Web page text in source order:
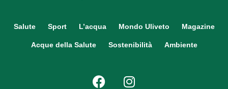
Salute Sport L’acqua Mondo Uliveto Magazine
Acque della Salute Sostenibilità Ambiente